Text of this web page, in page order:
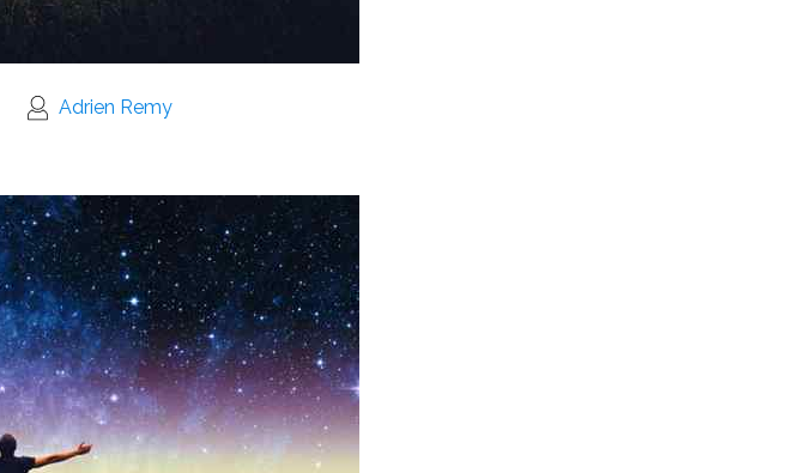
Adrien Remy